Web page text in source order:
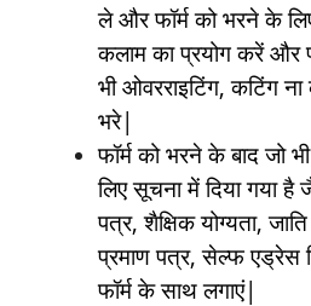
ले और फॉर्म को भरने के लिए
कलाम का प्रयोग करें और
भी ओवरराइटिंग, कटिंग
भरे|
फॉर्म को भरने के बाद जो
लिए सूचना में दिया गया है
पत्र, शैक्षिक योग्यता,
प्रमाण पत्र, सेल्फ एड्रेस
फॉर्म के साथ लगाएं|